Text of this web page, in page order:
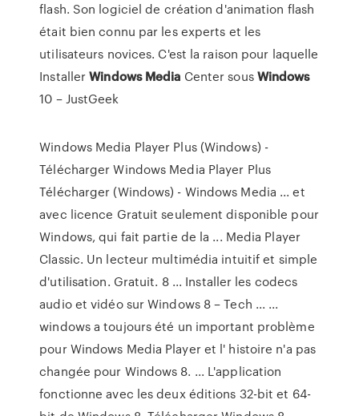
flash. Son logiciel de création d'animation flash
était bien connu par les experts et les
utilisateurs novices. C'est la raison pour laquelle
InstallerWindows Media Center sousWindows
10 – JustGeek
Windows Media Player Plus (Windows) -
Télécharger Windows Media Player Plus
Télécharger (Windows) - Windows Media ... et
avec licence Gratuit seulement disponible pour
Windows, qui fait partie de la ... Media Player
Classic. Un lecteur multimédia intuitif et simple
d'utilisation. Gratuit. 8 ... Installer les codecs
audio et vidéo sur Windows 8 – Tech ... ...
windows a toujours été un important problème
pour Windows Media Player et l' histoire n'a pas
changée pour Windows 8. ... L'application
fonctionne avec les deux éditions 32-bit et 64-